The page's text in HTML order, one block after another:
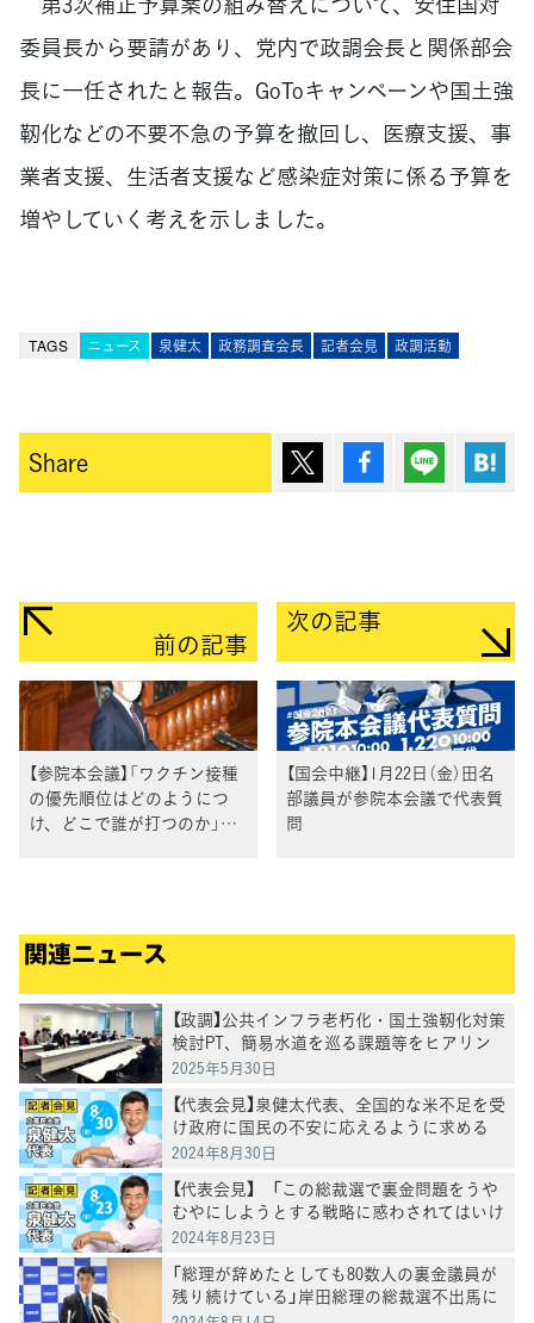
委員長から要請があり、党内で政調会長と関係部会
長に一任されたと報告。GoToキャンペーンや国土強
靭化などの不要不急の予算を撤回し、医療支援、事
業者支援、生活者支援など感染症対策に係る予算を
増やしていく考えを示しました。
TAGS ニュース 泉健太 政務調査会長 記者会見 政調活動
Share ポスト シェア Lineで送
前の記事
【参院本会議】「ワクチン接種
の優先順位はどのようにつ
け、どこで誰が打つのか」代
次の記事
【国会中継】1月22日（金）田名
部議員が参院本会議で代表質
問
関連ニュース
【政調】公共インフラ老朽化・国土強靭化対策
検討PT、簡易水道を巡る課題等をヒアリン
グ
2025年5月30日
【代表会見】泉健太代表、全国的な米不足を受
け政府に国民の不安に応えるように求める
2024年8月30日
【代表会見】 「この総裁選で裏金問題をうや
むやにしようとする戦略に惑わされてはいけ
ない」と泉健太代表
2024年8月23日
「総理が辞めたとしても80数人の裏金議員が
残り続けている」岸田総理の総裁選不出馬に
泉代表